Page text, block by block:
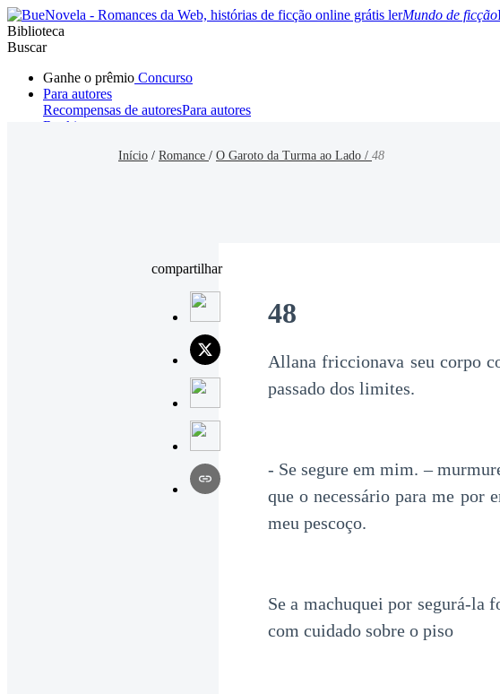
Mundo de ficção
Biblioteca
Buscar
Ganhe o prêmio Concurso
Para autores
Recompensas de autoresPara autores
Ranking
Início / Romance / O Garoto da Turma ao Lado / 48
compartilhar
48
Allana friccionava seu corpo
passado dos limites.
- Se segure em mim. –
que o necessário para me por
meu pescoço.
Se a machuquei por segurá-la
com cuidado sobre o piso